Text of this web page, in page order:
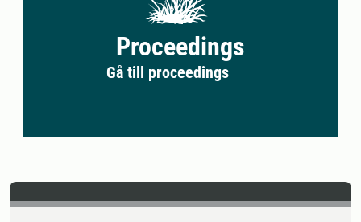
Proceedings
Gå till proceedings